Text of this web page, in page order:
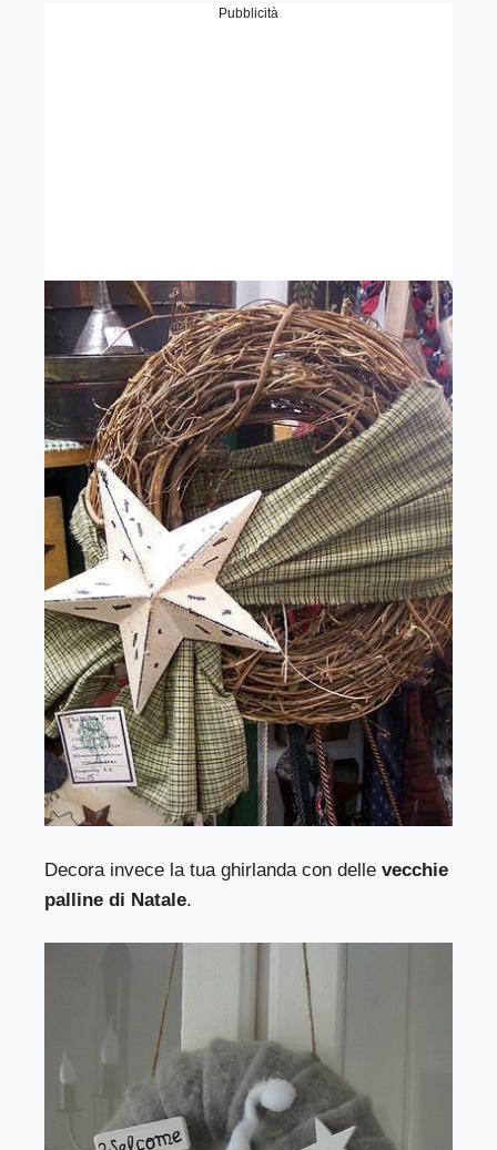
Pubblicità
Decora invece la tua ghirlanda con dellevecchie
palline di Natale.